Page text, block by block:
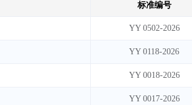
标准编号
YY 0502-2026
YY 0118-2026
YY 0018-2026
YY 0017-2026